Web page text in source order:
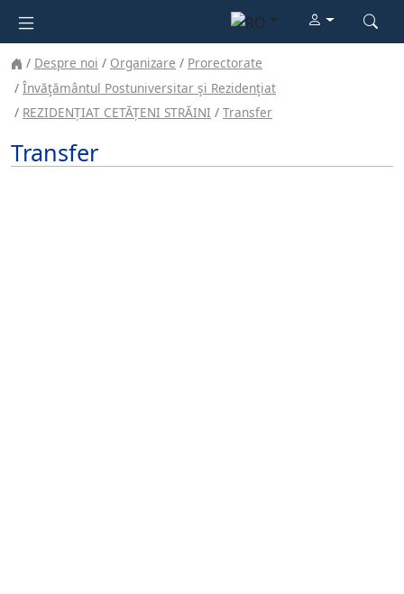
Despre noi Organizare
Prorectorate
Învăţământul Postuniversitar şi Rezidenţiat
REZIDENȚIAT CETĂȚENI STRĂINI
Transfer
Transfer